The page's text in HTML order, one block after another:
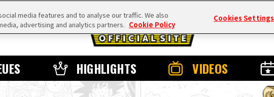
HIGHLIGHTS VIDEOS
media features and to analyse our traffic. We also
advertising and analytics partners. Cookie Policy
Cookies Settings